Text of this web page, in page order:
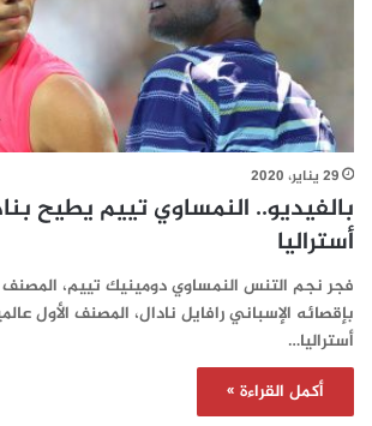
29 يناير، 2020
بالفيديو.. النمساوي تييم يطيح
أستراليا
فجر نجم التنس النمساوي دومينيك تييم، المصنف
بإقصائه الإسباني رافايل نادال، المصنف الأول
أستراليا…
أكمل القراءة »